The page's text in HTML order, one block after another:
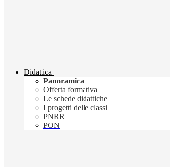
Didattica
Panoramica
Offerta formativa
Le schede didattiche
I progetti delle classi
PNRR
PON